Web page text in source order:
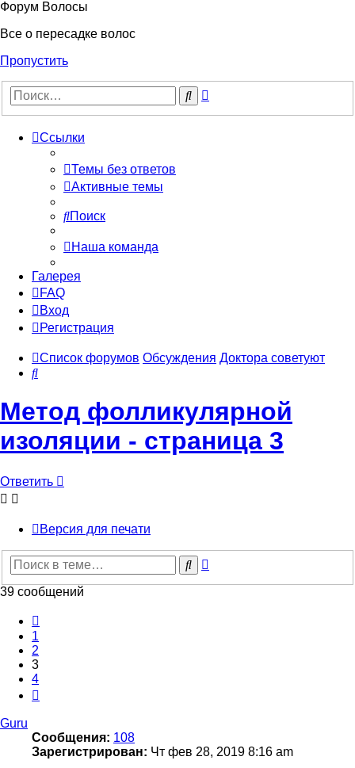
Форум Волосы
Все о пересадке волос
Пропустить
Поиск
Ссылки
Темы без ответов
Активные темы
Поиск
Наша команда
Галерея
FAQ
Вход
Регистрация
Список форумов Обсуждения Доктора советуют
Поиск
Метод фолликулярной
изоляции - страница 3
Ответить
Версия для печати
Поиск
39 сообщений
1
2
3
4
Guru
Сообщения: 108
Зарегистрирован: Чт фев 28, 2019 8:16 am